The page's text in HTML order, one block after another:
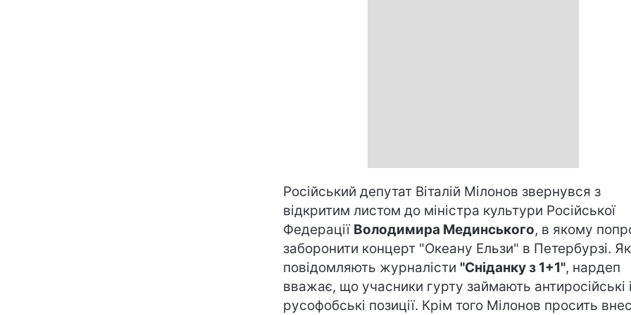
Російський депутат Віталій Мілонов звернувся з
відкритим листом до міністра культури Російської
Федерації Володимира Мединського, в якому
заборонити концерт "Океану Ельзи" в Петербурзі. Як
повідомляють журналісти "Сніданку з 1+1", нардеп
вважає, що учасники гурту займають антиросійські і
русофобські позиції. Крім того Мілонов просить